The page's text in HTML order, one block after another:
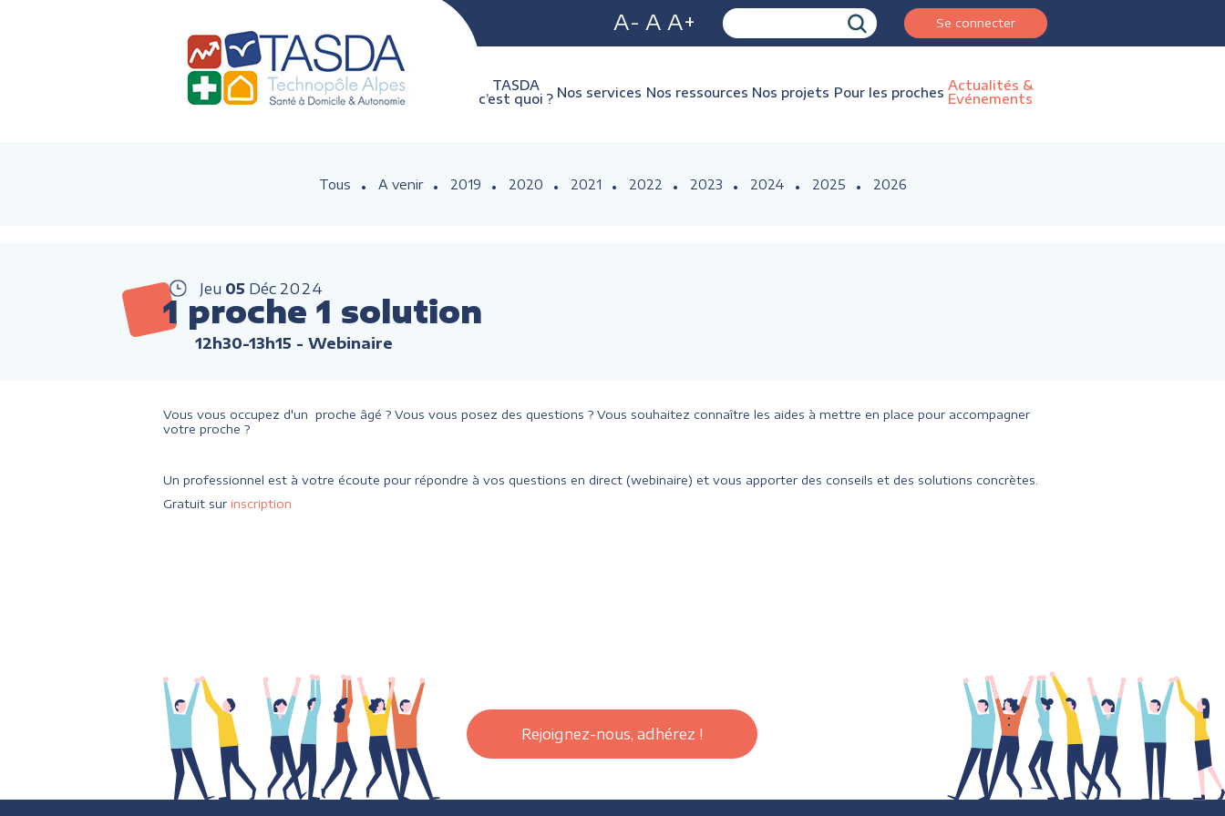
A- A A+ Se connecter
TASDA
c’est quoi ? Nos services Nos ressources Nos projets Pour les proches Actualités &
Evénements
Tous A venir 2019 2020 2021 2022 2023 2024 2025 2026
Jeu 05 Déc 2024
1 proche 1 solution
12h30-13h15 - Webinaire
Vous vous occupez d'un proche âgé ? Vous vous posez des questions ? Vous souhaitez connaître les aides à mettre en place pour accompagner
votre proche ?
Un professionnel est à votre écoute pour répondre à vos questions en direct (webinaire) et vous apporter des conseils et des solutions concrètes.
Gratuit sur inscription
Rejoignez-nous, adhérez !